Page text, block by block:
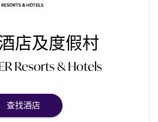
店及度假村
Resorts & Hotels
查找酒店